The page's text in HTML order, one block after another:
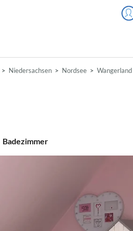
Niedersachsen Nordsee Wangerland
Badezimmer